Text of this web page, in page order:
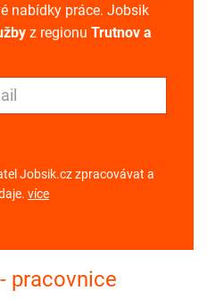
nabídky práce. Jobsik
z regionu Trutnov a
Jobsik.cz zpracovávat a
více
pracovnice